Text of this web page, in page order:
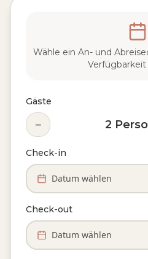
Wähle ein An- und
Verfügbarkeit
Gäste
− 2
Check-in
Datum wählen
Check-out
Datum wählen